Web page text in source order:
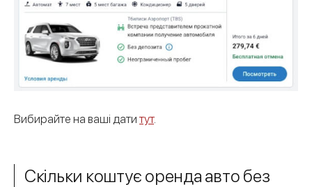
Вибирайте на ваші дати тут.
Скільки коштує оренда авто без